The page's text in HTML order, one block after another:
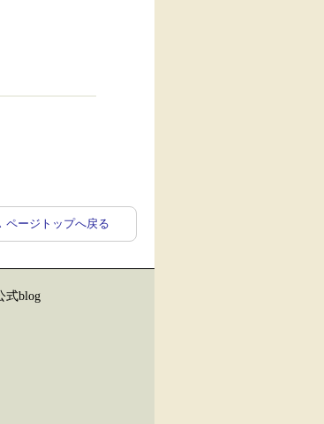
ページトップへ戻る
式blog